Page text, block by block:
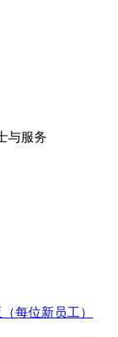
与服务
每位新员工）